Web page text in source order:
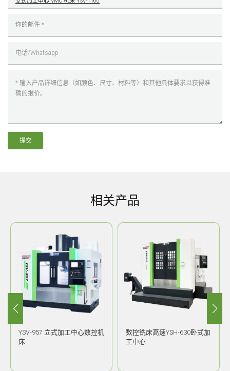
提交
相关产品
YSV-957 立式加工中心数控机
床
数控铣床高速YSH-630卧式加
工中心